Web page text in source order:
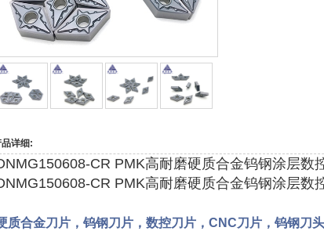
详细:
CR PMK高耐磨硬质合金钨钢涂层数
CR PMK高耐磨硬质合金钨钢涂层数
质合金刀片，钨钢刀片，数控刀片，CNC刀片，钨钢刀头